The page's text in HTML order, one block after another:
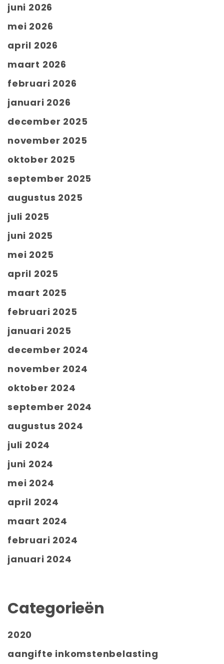
juni 2026
mei 2026
april 2026
maart 2026
februari 2026
januari 2026
december 2025
november 2025
oktober 2025
september 2025
augustus 2025
juli 2025
juni 2025
mei 2025
april 2025
maart 2025
februari 2025
januari 2025
december 2024
november 2024
oktober 2024
september 2024
augustus 2024
juli 2024
juni 2024
mei 2024
april 2024
maart 2024
februari 2024
januari 2024
Categorieën
2020
aangifte inkomstenbelasting